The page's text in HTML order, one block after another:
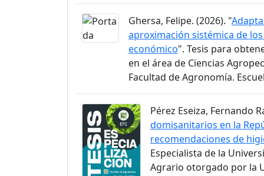
Ghersa, Felipe. (2026). "
aproximación sistémica de
económico". Tesis para
en el área de Ciencias
Facultad de Agronomía.
Pérez Eseiza, Fernando
domisanitarios en la
recomendaciones de
Especialista de la
Agrario otorgado por la